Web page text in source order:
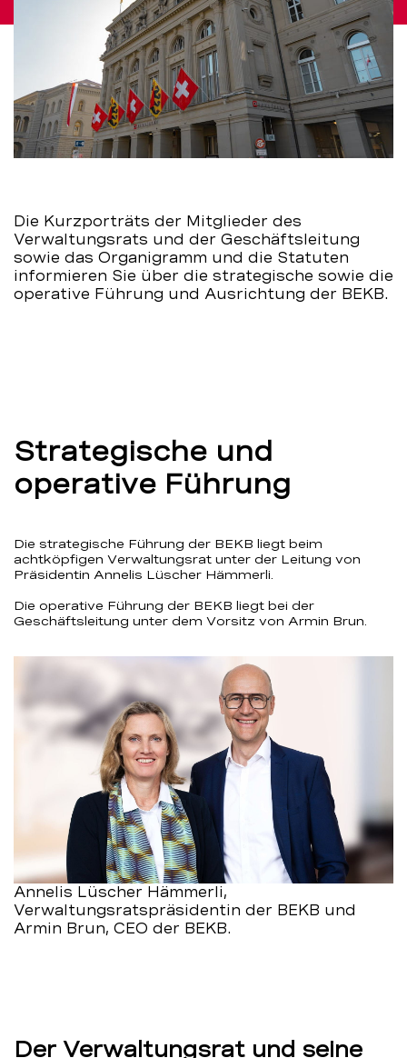
Die Kurzporträts der Mitglieder des
Verwaltungsrats und der Geschäftsleitung
sowie das Organigramm und die Statuten
informieren Sie über die strategische sowie die
operative Führung und Ausrichtung der BEKB.
Strategische und
operative Führung
Die strategische Führung der BEKB liegt beim
achtköpfigen Verwaltungsrat unter der Leitung von
Präsidentin Annelis Lüscher Hämmerli.
Die operative Führung der BEKB liegt bei der
Geschäftsleitung unter dem Vorsitz von Armin Brun.
Annelis Lüscher Hämmerli,
Verwaltungsratspräsidentin der BEKB und
Armin Brun, CEO der BEKB.
Der Verwaltungsrat und seine